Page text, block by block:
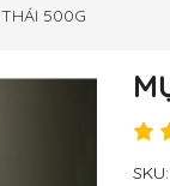
500G
SKU: